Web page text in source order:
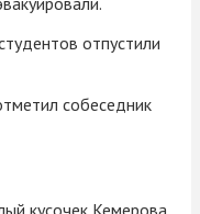
отпустили
собеседник
кусочек Кемерова